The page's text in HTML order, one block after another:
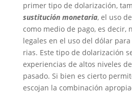
primer tipo de dolarización,
sus­ti­tu­ción mo­ne­ta­ria, el uso
co­mo me­dio de pa­go, es de­cir,
le­ga­les en el uso del dó­lar
rias. Es­te ti­po de do­la­ri­za­ción
experiencias de altos niveles
pasado. Si bien es cierto
escojan la combinación